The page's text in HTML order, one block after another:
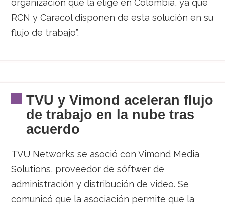
RCN y Caracol disponen de esta solución en su
flujo de trabajo”.
TVU y Vimond aceleran flujo
de trabajo en la nube tras
acuerdo
TVU Networks se asoció con Vimond Media
Solutions, proveedor de sóftwer de
administración y distribución de video. Se
comunicó que la asociación permite que la